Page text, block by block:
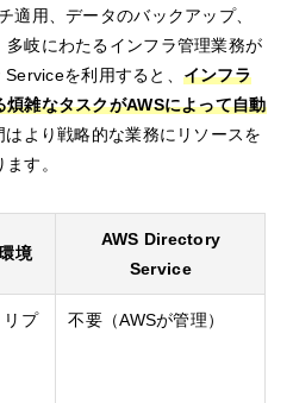
適用、データのバックアップ、
岐にわたるインフラ管理業務が
を利用すると、 インフラ
雑なタスクがAWSによって自動
はより戦略的な業務にリソースを
す。
境
AWS Directory
Service
リプ
不要（AWSが管理）